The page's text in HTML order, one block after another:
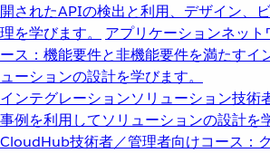
開されたAPIの検出と利用、デザイン、
理を学びます。
アプリケーションネット
ース：機能要件と非機能要件を満たすイ
ューションの設計を学びます。
インテグレーションソリューション技術
事例を利用してソリューションの設計を
CloudHub技術者／管理者向けコース：